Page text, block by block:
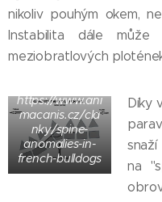
nikoliv pouhým okem,
Instabilita dále
meziobratlových
https://www.ani
macanis.cz/cla
nky/spine-
anomalies-in-
french-bulldogs
Díky
na